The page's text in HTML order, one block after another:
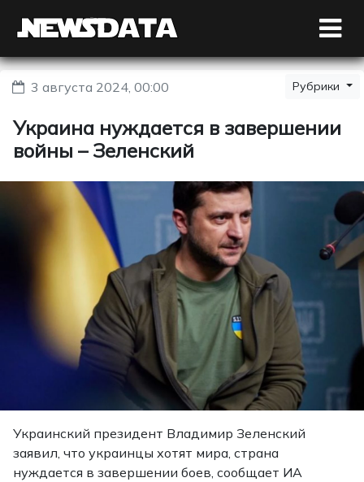
3 августа 2024, 00:00 Рубрики
Украина нуждается в завершении
войны – Зеленский
Украинский президент Владимир Зеленский
заявил, что украинцы хотят мира, страна
нуждается в завершении боев, сообщает ИА